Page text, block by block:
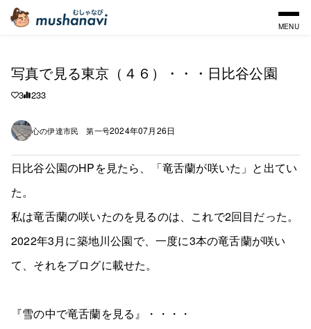
MENU
写真で見る東京（４６）・・・日比谷公園
3 233
心の伊達市民 第一号2024年07月26日
日比谷公園のHPを見たら、「竜舌蘭が咲いた」と出てい
た。
私は竜舌蘭の咲いたのを見るのは、これで2回目だった。
2022年3月に築地川公園で、一度に3本の竜舌蘭が咲い
て、それをブログに載せた。
『雪の中で竜舌蘭を見る』・・・・